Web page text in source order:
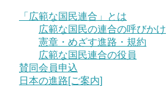
「広範な国民連合」とは
広範な国民の連合の呼びかけ
憲章・めざす進路・規約
広範な国民連合の役員
賛同会員申込
日本の進路[ご案内]